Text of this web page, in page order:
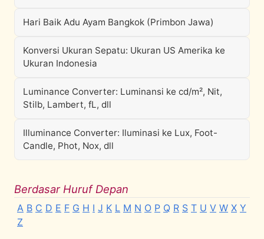
Hari Baik Adu Ayam Bangkok (Primbon Jawa)
Konversi Ukuran Sepatu: Ukuran US Amerika ke
Ukuran Indonesia
Luminance Converter: Luminansi ke cd/m², Nit,
Stilb, Lambert, fL, dll
Illuminance Converter: Iluminasi ke Lux, Foot-
Candle, Phot, Nox, dll
Berdasar Huruf Depan
A B C D E F G H I J K L M N O P Q R S T U V W X Y
Z